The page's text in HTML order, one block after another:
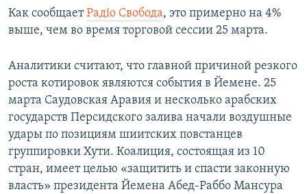
Как сообщаетРадіо Свобода, это примерно на 4%
выше, чем во время торговой сессии 25 марта.
Аналитики считают, что главной причиной резкого
роста котировок являются события в Йемене. 25
марта Саудовская Аравия и несколько арабских
государств Персидского залива начали воздушные
удары по позициям шиитских повстанцев
группировки Хути. Коалиция, состоящая из 10
стран, имеет целью «защитить и спасти законную
власть» президента Йемена Абед-Раббо Мансура